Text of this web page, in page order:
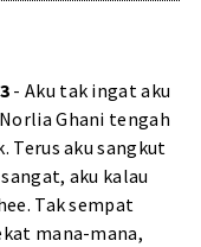
- Aku tak ingat aku
Ghani tengah
Terus aku sangkut
aku kalau
Tak sempat
mana-mana,